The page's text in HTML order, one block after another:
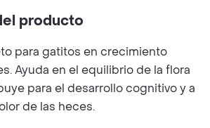
producto
para gatitos en crecimiento
Ayuda en el equilibrio de la ­flora
para el desarrollo cognitivo y a
de las heces.